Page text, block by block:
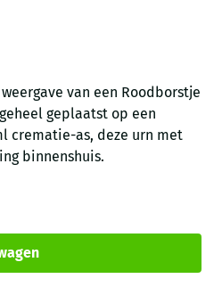
van een Roodborstje
geplaatst op een
crematie-as, deze urn met
binnenshuis.